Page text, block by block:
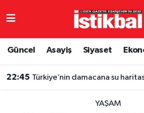
Güncel Asayiş Siyaset
22:45 Türkiye’nin damacana su haritası: Eskişehir ve
YAŞAM
Eskişehirspor
Eskişehir Nöbetçi Eczaneler